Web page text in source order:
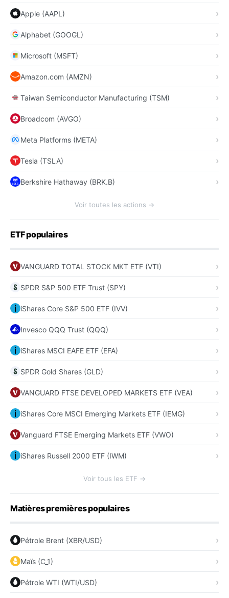
Apple (AAPL)
Alphabet (GOOGL)
Microsoft (MSFT)
Amazon.com (AMZN)
Taiwan Semiconductor Manufacturing (TSM)
Broadcom (AVGO)
Meta Platforms (META)
Tesla (TSLA)
Berkshire Hathaway (BRK.B)
Voir toutes les actions →
ETF populaires
VANGUARD TOTAL STOCK MKT ETF (VTI)
SPDR S&P 500 ETF Trust (SPY)
iShares Core S&P 500 ETF (IVV)
Invesco QQQ Trust (QQQ)
iShares MSCI EAFE ETF (EFA)
SPDR Gold Shares (GLD)
VANGUARD FTSE DEVELOPED MARKETS ETF (VEA)
iShares Core MSCI Emerging Markets ETF (IEMG)
Vanguard FTSE Emerging Markets ETF (VWO)
iShares Russell 2000 ETF (IWM)
Voir tous les ETF →
Matières premières populaires
Pétrole Brent (XBR/USD)
Maïs (C_1)
Pétrole WTI (WTI/USD)